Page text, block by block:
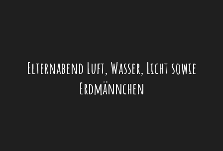
Elternabend Luft, Wasser, Licht sowie
Erdmännchen